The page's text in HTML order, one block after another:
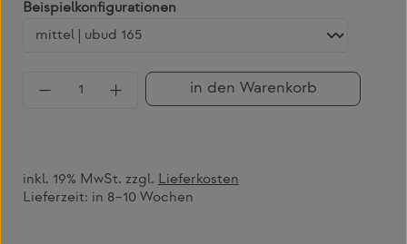
Beispielkonfigurationen
Produkt Anzahl: Gib den gewünschten
in den Warenkorb
inkl. 19% MwSt. zzgl. Lieferkosten
Lieferzeit: in 8–10 Wochen